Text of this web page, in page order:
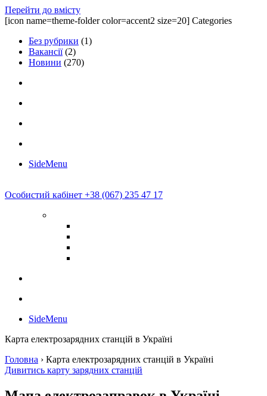
Перейти до вмісту
[icon name=theme-folder color=accent2 size=20] Categories
Без рубрики (1)
Вакансії(2)
Новини (270)
SideMenu
Особистий кабінет +38 (067) 235 47 17
SideMenu
Карта електрозарядних станцій в Україні
Головна › Карта електрозарядних станцій в Україні
Дивитись карту зарядних станцій